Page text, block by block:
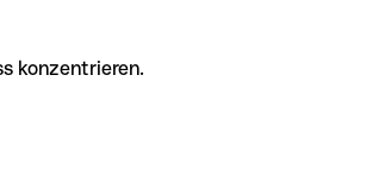
konzentrieren.